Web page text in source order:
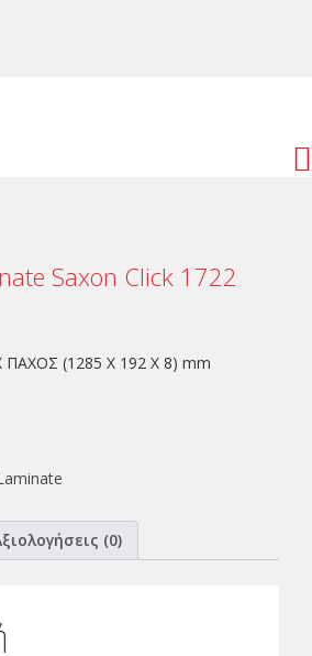
Saxon Click 1722
(1285 Χ 192 Χ 8) mm
(0)